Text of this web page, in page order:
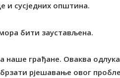
и сусједних општина.
бити заустављена.
наше грађане. Оваква
рјешавање овог